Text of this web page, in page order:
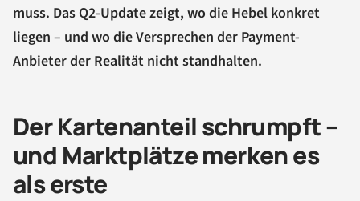
muss. Das Q2-Update zeigt, wo die Hebel konkret
liegen – und wo die Versprechen der Payment-
Anbieter der Realität nicht standhalten.
Der Kartenanteil schrumpft –
und Marktplätze merken es
als erste